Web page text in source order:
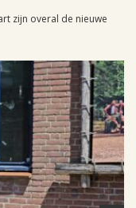
zijn overal de nieuwe